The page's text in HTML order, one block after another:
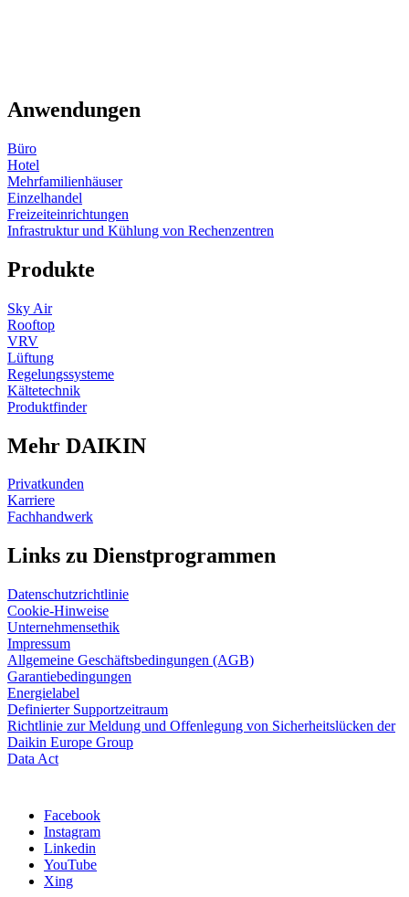
Anwendungen
Büro
Hotel
Mehrfamilienhäuser
Einzelhandel
Freizeiteinrichtungen
Infrastruktur und Kühlung von Rechenzentren
Produkte
Sky Air
Rooftop
VRV
Lüftung
Regelungssysteme
Kältetechnik
Produktfinder
Mehr DAIKIN
Privatkunden
Karriere
Fachhandwerk
Links zu Dienstprogrammen
Datenschutzrichtlinie
Cookie-Hinweise
Unternehmensethik
Impressum
Allgemeine Geschäftsbedingungen (AGB)
Garantiebedingungen
Energielabel
Definierter Supportzeitraum
Richtlinie zur Meldung und Offenlegung von Sicherheitslücken der
Daikin Europe Group
Data Act
Facebook
Instagram
Linkedin
YouTube
Xing